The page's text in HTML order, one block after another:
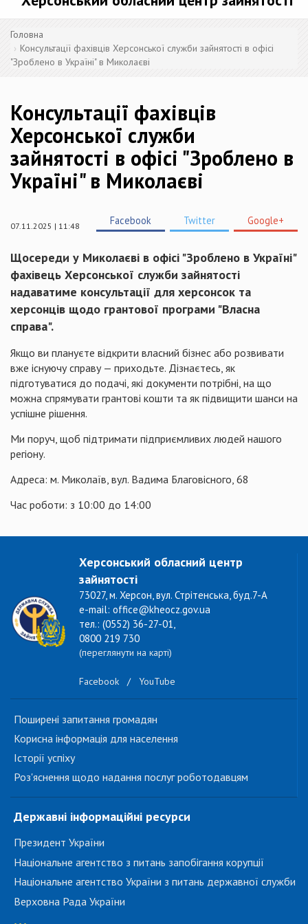
Головна
Консультації фахівців Херсонської служби зайнятості в офісі
"Зроблено в Україні" в Миколаєві
Консультації фахівців
Херсонської служби
зайнятості в офісі "Зроблено в
Україні" в Миколаєві
07.11.2025 | 11:48 Facebook Twitter Google+
Щосереди у Миколаєві в офісі "Зроблено в Україні"
фахівець Херсонської служби зайнятості
надаватиме консультації для херсонсок та
херсонців щодо грантової програми "Власна
справа".
Якщо ви плануєте відкрити власний бізнес або розвивати
вже існуючу справу — приходьте. Дізнаєтесь, як
підготуватися до подачі, які документи потрібні, на що
можна спрямувати грантові кошти та як підвищити шанси на
успішне рішення.
Ми поруч, щоб підтримати підприємливих людей нашого
регіону.
Адреса: м. Миколаїв, вул. Вадима Благовісного, 68
Час роботи: з 10:00 до 14:00
Херсонський обласний центр
зайнятості
73027, м. Херсон, вул. Стрітенська, буд.7-А
e-mail: office@kheocz.gov.ua
тел.: (0552) 36-27-01,
0800 219 730
(переглянути на карті)
Facebook / YouTube
Поширені запитання громадян
Корисна інформація для населення
Історії успіху
Роз'яснення щодо надання послуг роботодавцям
Державні інформаційні ресурси
Президент України
Національне агентство з питань запобігання корупції
Національне агентство України з питань державної служби
Верховна Рада України
...